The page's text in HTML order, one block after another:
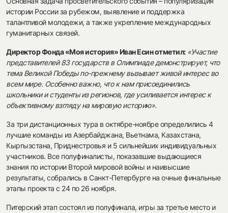
истории России за рубежом, выявление и поддержка
талантливой молодежи, а также укрепление международных
гуманитарных связей.
Директор Фонда «Моя история» Иван Есин отметил: «Участие
представителей 83 государств в Олимпиаде демонстрирует, что
тема Великой Победы по-прежнему вызывает живой интерес во
всем мире. Особенно важно, что к нам присоединились
школьники и студенты из регионов, где усиливается интерес к
объективному взгляду на мировую историю».
За три дистанционных тура в октябре-ноябре определились 4
лучшие команды из Азербайджана, Вьетнама, Казахстана,
Кыргызстана, Приднестровья и 5 сильнейших индивидуальных
участников. Все полуфиналисты, показавшие выдающиеся
знания по истории Второй мировой войны и наивысшие
результаты, собрались в Санкт-Петербурге на очные финальные
этапы проекта с 24 по 26 ноября.
Питерский этап состоял из полуфинала, игры за третье место и